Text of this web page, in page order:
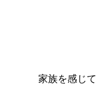
家族を感じて